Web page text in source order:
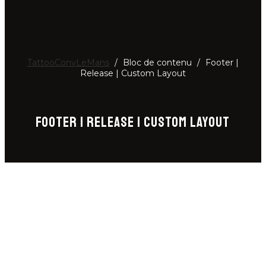
TattooConvLeMans / Bloc de contenu /
Footer |
Release | Custom Layout
FOOTER | RELEASE | CUSTOM LAYOUT